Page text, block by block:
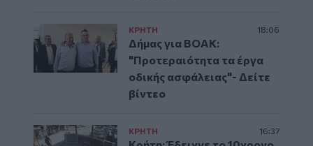
ΚΡΗΤΗ 18:06
Δήμας για ΒΟΑΚ:
"Προτεραιότητα τα έργα
οδικής ασφάλειας"- Δείτε
βίντεο
ΚΡΗΤΗ 16:37